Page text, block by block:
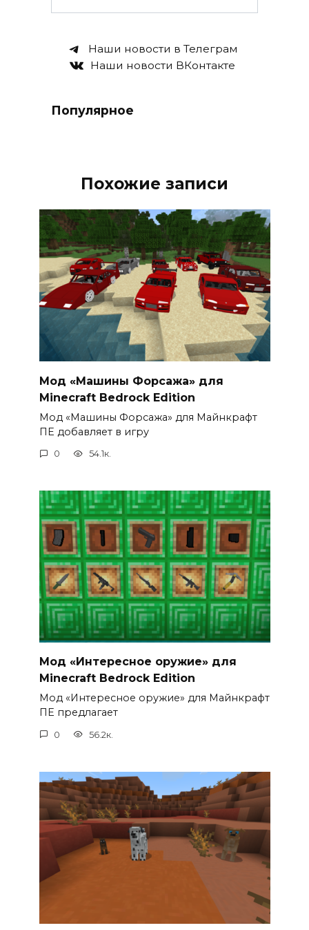
Наши новости в Телеграм
Наши новости ВКонтакте
Популярное
Похожие записи
Мод «Машины Форсажа» для
Minecraft Bedrock Edition
Мод «Машины Форсажа» для Майнкрафт
ПЕ добавляет в игру
0 54.1к.
Мод «Интересное оружие» для
Minecraft Bedrock Edition
Мод «Интересное оружие» для Майнкрафт
ПЕ предлагает
0 56.2к.